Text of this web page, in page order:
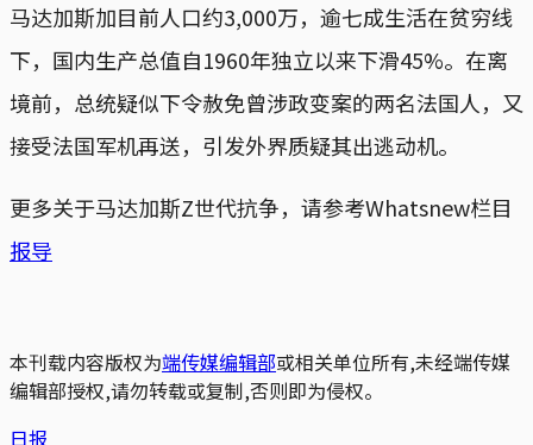
马达加斯加目前人口约3,000万，逾七成生活在贫穷线
下，国内生产总值自1960年独立以来下滑45%。在离
境前，总统疑似下令赦免曾涉政变案的两名法国人，又
接受法国军机再送，引发外界质疑其出逃动机。
更多关于马达加斯Z世代抗争，请参考Whatsnew栏目
报导
本刊载内容版权为端传媒编辑部或相关单位所有,未经端传媒
编辑部授权,请勿转载或复制,否则即为侵权。
日报